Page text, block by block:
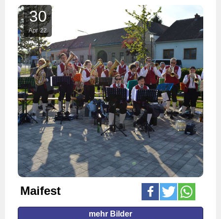
30
Apr 22
Maifest
mehr Bilder